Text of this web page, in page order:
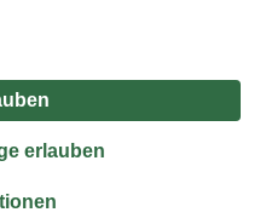
für Artikel mit Speditionsversand, hier
Vertrag widerrufen